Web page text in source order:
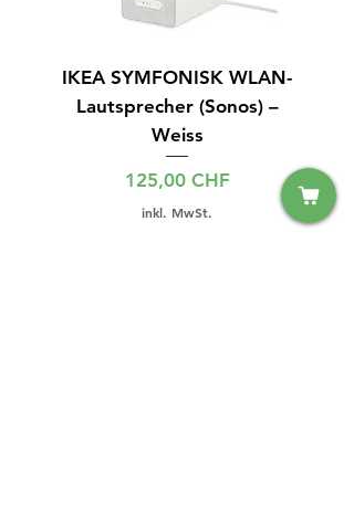
IKEA SYMFONISK WLAN-
Lautsprecher (Sonos) –
Weiss
Preis
125,00 CHF
inkl. MwSt.